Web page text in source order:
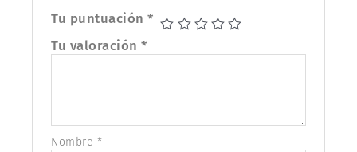
Tu puntuación*
Tu valoración*
Nombre *